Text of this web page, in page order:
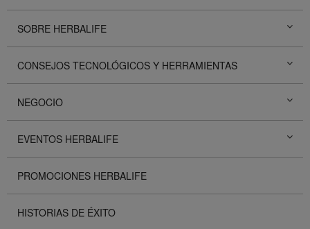
SOBRE HERBALIFE
CONSEJOS TECNOLÓGICOS Y HERRAMIENTAS
NEGOCIO
EVENTOS HERBALIFE
PROMOCIONES HERBALIFE
HISTORIAS DE ÉXITO